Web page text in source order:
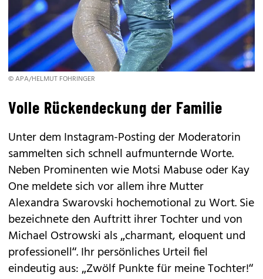
© APA/HELMUT FOHRINGER
Volle Rückendeckung der Familie
Unter dem Instagram-Posting der Moderatorin
sammelten sich schnell aufmunternde Worte.
Neben Prominenten wie Motsi Mabuse oder Kay
One meldete sich vor allem ihre Mutter
Alexandra Swarovski hochemotional zu Wort. Sie
bezeichnete den Auftritt ihrer Tochter und von
Michael Ostrowski als „charmant, eloquent und
professionell“. Ihr persönliches Urteil fiel
eindeutig aus: „Zwölf Punkte für meine Tochter!“